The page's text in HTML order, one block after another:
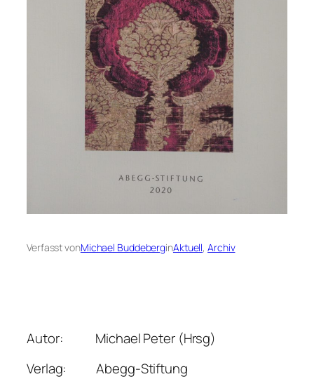
Verfasst vonMichael BuddeberginAktuell, Archiv
Autor: Michael Peter (Hrsg)
Verlag: Abegg-Stiftung